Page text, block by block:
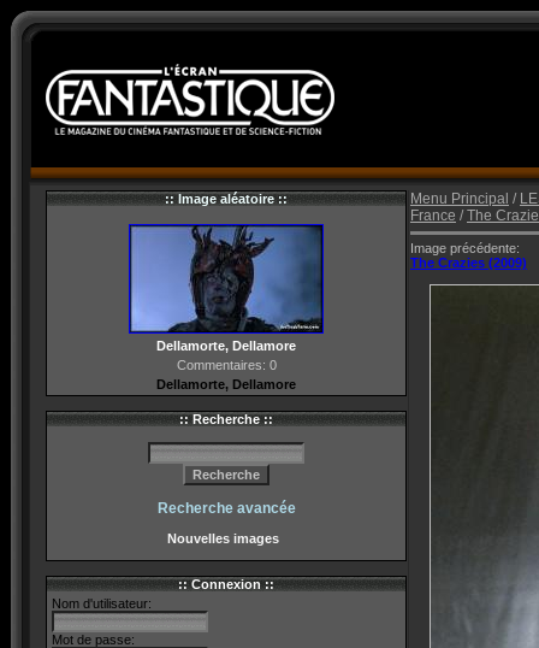
:: Image aléatoire ::
Dellamorte, Dellamore
Commentaires: 0
Dellamorte, Dellamore
:: Recherche ::
Recherche avancée
Nouvelles images
:: Connexion ::
Nom d'utilisateur:
Mot de passe:
Menu Principal /
France / The
Image précédente:
The Crazies (2009)